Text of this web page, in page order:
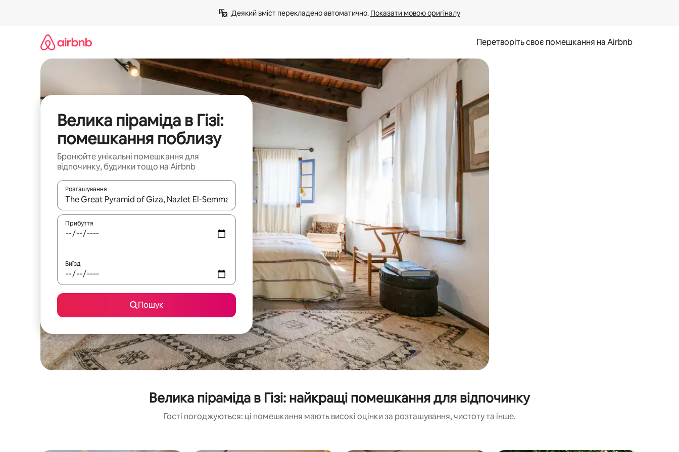
Деякий вміст перекладено автоматично. Показати мовою оригіналу
Перетворіть своє помешкання на Airbnb
Велика піраміда в Гізі:
помешкання поблизу
Бронюйте унікальні помешкання для
відпочинку, будинки тощо на Airbnb
Розташування
Отримавши результати пошуку, використовуйте для навігації сторінкою клавіші зі стрілками вгору та вниз або жести дотику та гортання.
Прибуття
Виїзд
Пошук
Велика піраміда в Гізі: найкращі помешкання для відпочинку
Гості погоджуються: ці помешкання мають високі оцінки за розташування, чистоту та інше.